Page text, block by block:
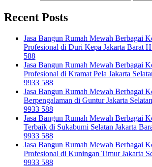
Recent Posts
Jasa Bangun Rumah Mewah Berbagai
Profesional di Duri Kepa Jakarta Barat
588
Jasa Bangun Rumah Mewah Berbagai
Profesional di Kramat Pela Jakarta
9933 588
Jasa Bangun Rumah Mewah Berbagai
Berpengalaman di Guntur Jakarta
9933 588
Jasa Bangun Rumah Mewah Berbagai
Terbaik di Sukabumi Selatan Jakarta
9933 588
Jasa Bangun Rumah Mewah Berbagai
Profesional di Kuningan Timur Jakarta
9933 588